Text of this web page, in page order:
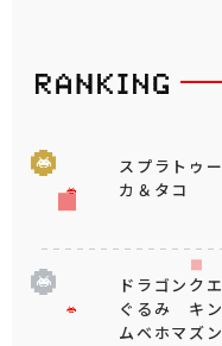
スプラトゥ
カ＆タコ
ドラゴンク
ぐるみ キン
ムベホマズン